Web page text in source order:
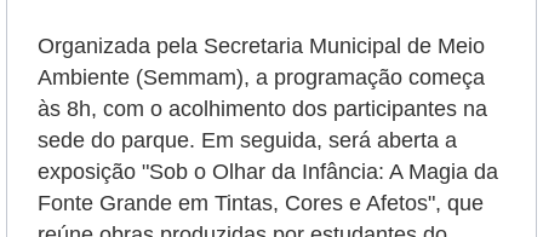
Organizada pela Secretaria Municipal de Meio
Ambiente (Semmam), a programação começa
às 8h, com o acolhimento dos participantes na
sede do parque. Em seguida, será aberta a
exposição "Sob o Olhar da Infância: A Magia da
Fonte Grande em Tintas, Cores e Afetos", que